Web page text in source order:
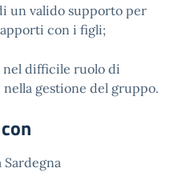
un valido supporto per
con i figli;
nel difficile ruolo di
gestione del gruppo.
Sardegna